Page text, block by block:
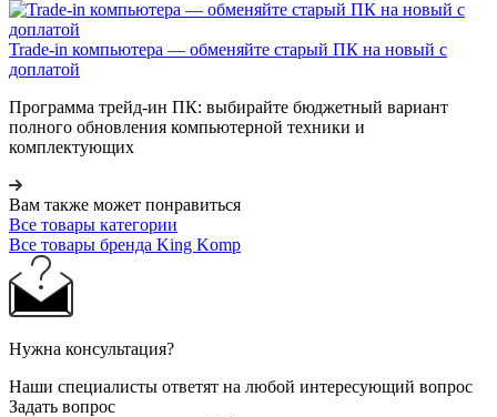
Trade-in компьютера — обменяйте старый ПК на новый с
доплатой
Программа трейд-ин ПК: выбирайте бюджетный вариант
полного обновления компьютерной техники и
комплектующих
Вам также может понравиться
Все товары категории
Все товары бренда King Komp
Нужна консультация?
Наши специалисты ответят на любой интересующий вопрос
Задать вопрос